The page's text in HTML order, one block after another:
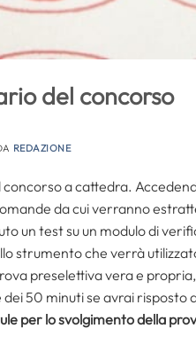
del concorso
REDAZIONE
concorso a cattedra.
da cui verranno
un test su un modulo di
strumento che verrà
preselettiva vera e
50 minuti se avrai risposto
per lo svolgimento della